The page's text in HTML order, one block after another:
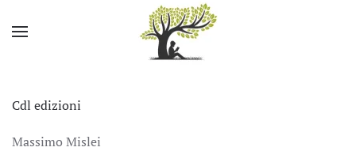
Skip to main content
Cdl edizioni
Massimo Mislei